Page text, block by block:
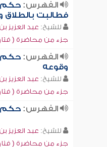
الفهرس:حكم
فطالبت
للشيخ: عبد العزيز بن
جزء من محاضرة ( فتاوى
الفهرس:حكم
وقوعه
للشيخ: عبد العزيز بن
جزء من محاضرة ( فتاوى
الفهرس:حكم
للشيخ: عبد العزيز بن
جزء من محاضرة ( فتاوى